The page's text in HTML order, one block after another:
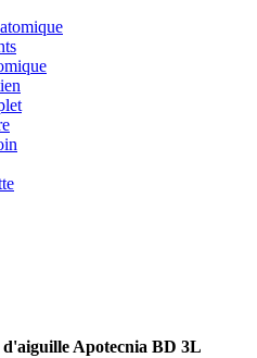
Apotecnia BD 3L